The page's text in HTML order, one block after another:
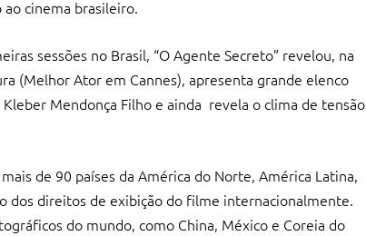
cinema brasileiro.
sessões no Brasil, “O Agente Secreto” revelou, na
(Melhor Ator em Cannes), apresenta grande elenco
Mendonça Filho e ainda revela o clima de tensão
de 90 países da América do Norte, América Latina,
dos direitos de exibição do filme internacionalmente.
do mundo, como China, México e Coreia do